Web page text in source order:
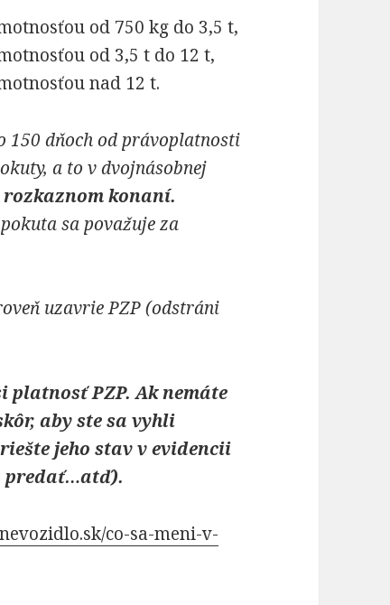
od 750 kg do 3,5 t,
od 3,5 t do 12 t,
nad 12 t.
150 dňoch od právoplatnosti
a to v dvojnásobnej
konaní.
sa považuje za
uzavrie PZP (odstráni
platnosť PZP.Ak nemáte
aby ste sa vyhli
jeho stav v evidencii
predať…atď).
co-sa-meni-v-